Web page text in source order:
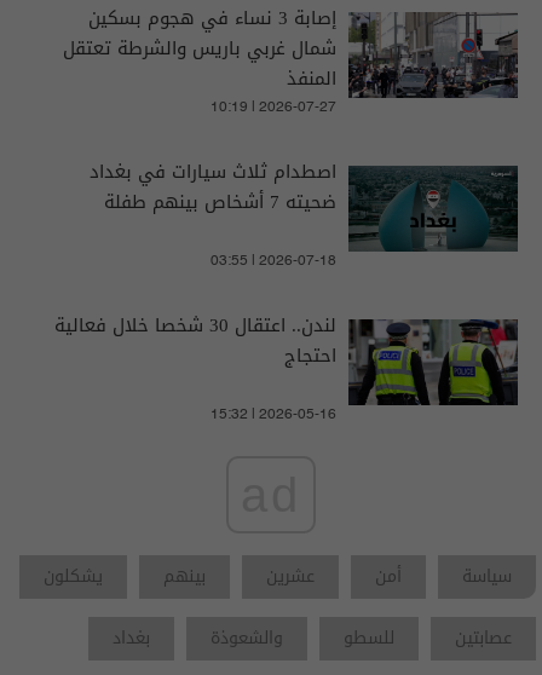
إصابة 3 نساء في هجوم بسكين
شمال غربي باريس والشرطة تعتقل
المنفذ
10:19 | 2026-07-27
اصطدام ثلاث سيارات في بغداد
ضحيته 7 أشخاص بينهم طفلة
03:55 | 2026-07-18
لندن.. اعتقال 30 شخصا خلال فعالية
احتجاج
15:32 | 2026-05-16
سياسة أمن عشرين بينهم
يشكلون
عصابتين
للسطو والشعوذة بغداد